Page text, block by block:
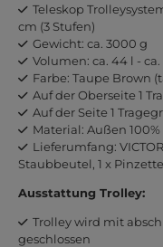
Teleskop
cm (3 Stufen)
Gewicht: ca. 3000 g
Volumen: ca. 44 l - ca.
Farbe: Taupe Brown
Auf der Oberseite 1
Auf der Seite 1
Material: Außen
Lieferumfang:
Staubbeutel, 1 x Pinzette
Ausstattung Trolley:
Trolley wird mit
geschlossen